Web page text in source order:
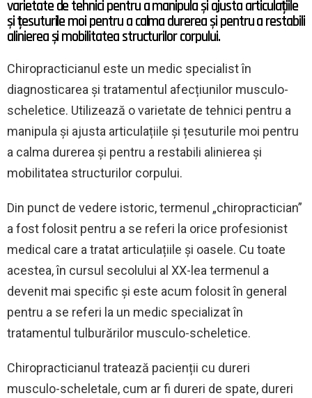
varietate de tehnici pentru a manipula și ajusta articulațiile
și țesuturile moi pentru a calma durerea și pentru a restabili
alinierea și mobilitatea structurilor corpului.
Chiropracticianul este un medic specialist în
diagnosticarea și tratamentul afecțiunilor musculo-
scheletice. Utilizează o varietate de tehnici pentru a
manipula și ajusta articulațiile și țesuturile moi pentru
a calma durerea și pentru a restabili alinierea și
mobilitatea structurilor corpului.
Din punct de vedere istoric, termenul „chiropractician”
a fost folosit pentru a se referi la orice profesionist
medical care a tratat articulațiile și oasele. Cu toate
acestea, în cursul secolului al XX-lea termenul a
devenit mai specific și este acum folosit în general
pentru a se referi la un medic specializat în
tratamentul tulburărilor musculo-scheletice.
Chiropracticianul tratează pacienții cu dureri
musculo-scheletale, cum ar fi dureri de spate, dureri